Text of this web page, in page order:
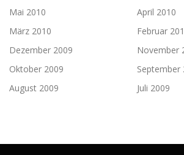
Mai 2010
April 2010
März 2010
Februar
Dezember 2009
November
Oktober 2009
September
August 2009
Juli 2009